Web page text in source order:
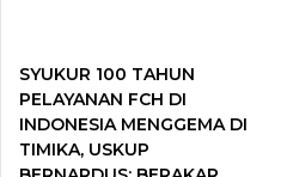
o
o
SYUKUR 100 TAHUN
PELAYANAN FCH DI
INDONESIA MENGGEMA DI
TIMIKA, USKUP